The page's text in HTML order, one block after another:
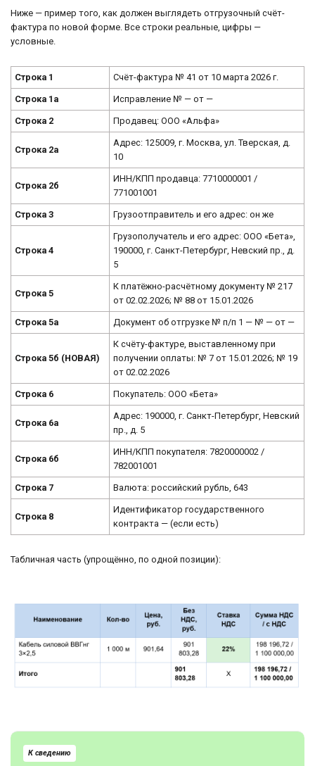
Ниже — пример того, как должен выглядеть отгрузочный счёт-
фактура по новой форме. Все строки реальные, цифры —
условные.
Строка 1 Счёт-фактура № 41 от 10 марта 2026 г.
Строка 1а Исправление № — от —
Строка 2 Продавец: ООО «Альфа»
Строка 2а
Адрес: 125009, г. Москва, ул. Тверская, д.
10
Строка 2б
ИНН/КПП продавца: 7710000001 /
771001001
Строка 3 Грузоотправитель и его адрес: он же
Строка 4
Грузополучатель и его адрес: ООО «Бета»,
190000, г. Санкт-Петербург, Невский пр., д.
5
Строка 5
К платёжно-расчётному документу № 217
от 02.02.2026; № 88 от 15.01.2026
Строка 5а Документ об отгрузке № п/п 1 — № — от —
Строка 5б (НОВАЯ)
К счёту-фактуре, выставленному при
получении оплаты: № 7 от 15.01.2026; № 19
от 02.02.2026
Строка 6 Покупатель: ООО «Бета»
Строка 6а
Адрес: 190000, г. Санкт-Петербург, Невский
пр., д. 5
Строка 6б
ИНН/КПП покупателя: 7820000002 /
782001001
Строка 7 Валюта: российский рубль, 643
Строка 8
Идентификатор государственного
контракта — (если есть)
Табличная часть (упрощённо, по одной позиции):
К сведению